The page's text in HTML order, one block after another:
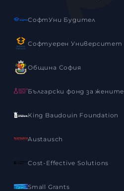
СофтУни Будител
Софтуерен Университет
Община София
Български фонд за жените
King Baudouin Foundation
Austausch
Cost-Effective Solutions
Small Grants